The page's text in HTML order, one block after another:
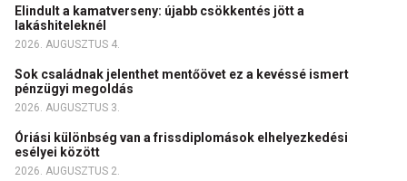
Elindult a kamatverseny: újabb csökkentés jött a
lakáshiteleknél
2026. AUGUSZTUS 4.
Sok családnak jelenthet mentőövet ez a kevéssé ismert
pénzügyi megoldás
2026. AUGUSZTUS 3.
Óriási különbség van a frissdiplomások elhelyezkedési
esélyei között
2026. AUGUSZTUS 2.